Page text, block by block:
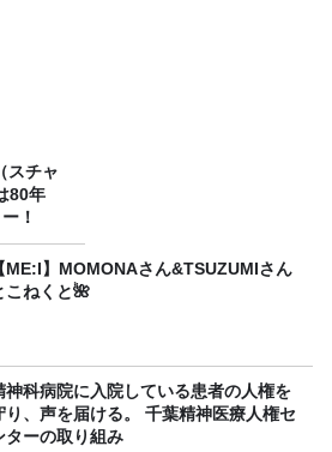
スチャ
80年
！
【ME:I】MOMONAさん&TSUZUMIさん
こねくと🌺
神科病院に入院している患者の人権を
り、声を届ける。 千葉精神医療人権セ
ターの取り組み